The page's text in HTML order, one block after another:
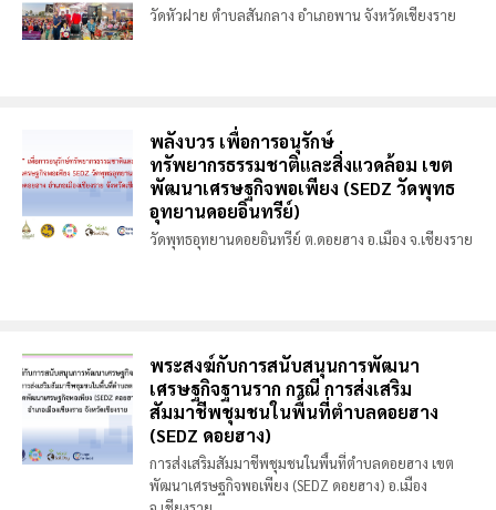
วัดหัวฝาย ตำบลสันกลาง อำเภอพาน จังหวัดเชียงราย
พลังบวร เพื่อการอนุรักษ์
ทรัพยากรธรรมชาติและสิ่งแวดล้อม เขต
พัฒนาเศรษฐกิจพอเพียง (SEDZ วัดพุทธ
อุทยานดอยอินทรีย์)
วัดพุทธอุทยานดอยอินทรีย์ ต.ดอยฮาง อ.เมือง จ.เชียงราย
พระสงฆ์กับการสนับสนุนการพัฒนา
เศรษฐกิจฐานราก กรณี การส่งเสริม
สัมมาชีพชุมชนในพื้นที่ตำบลดอยฮาง
(SEDZ ดอยฮาง)
การส่งเสริมสัมมาชีพชุมชนในพื้นที่ตำบลดอยฮาง เขต
พัฒนาเศรษฐกิจพอเพียง (SEDZ ดอยฮาง) อ.เมือง